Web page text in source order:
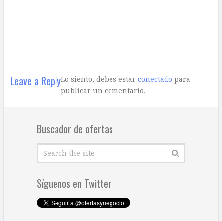
Leave a ReplyLo siento, debes estar conectado para
publicar un comentario.
Buscador de ofertas
Síguenos en Twitter